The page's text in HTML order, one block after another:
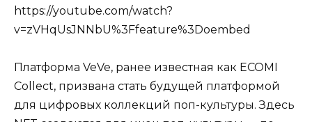
https://youtube.com/watch?
v=zVHqUsJNNbU%3Ffeature%3Doembed
Платформа VeVe, ранее известная как ECOMI
Collect, призвана стать будущей платформой
для цифровых коллекций поп-культуры. Здесь